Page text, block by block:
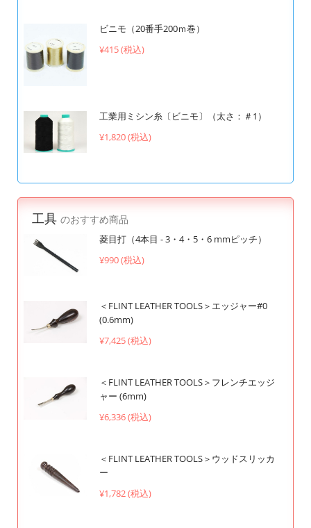
ビニモ（20番手200ｍ巻）
¥415 (税込)
工業用ミシン糸〔ビニモ〕（太さ：＃1）
¥1,820 (税込)
工具 のおすすめ商品
菱目打（4本目 - 3・4・5・6 mmピッチ）
¥990 (税込)
＜FLINT LEATHER TOOLS＞エッジャー#0
(0.6mm)
¥7,425 (税込)
＜FLINT LEATHER TOOLS＞フレンチエッジ
ャー (6mm)
¥6,336 (税込)
＜FLINT LEATHER TOOLS＞ウッドスリッカ
ー
¥1,782 (税込)